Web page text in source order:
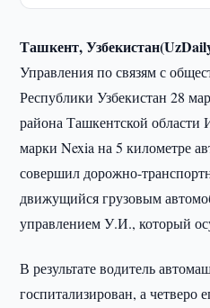
Ташкент,
Управления по связям с
Республики Узбекистан 28
района Ташкентской
марки Nexia на 5 километре
совершил дорожно-
движущийся грузовым
управлением У.И., который
В результате водитель
госпитализирован, а